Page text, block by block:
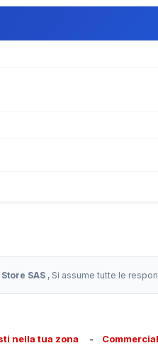
SAS , Si assume tutte le
nella tua zona -